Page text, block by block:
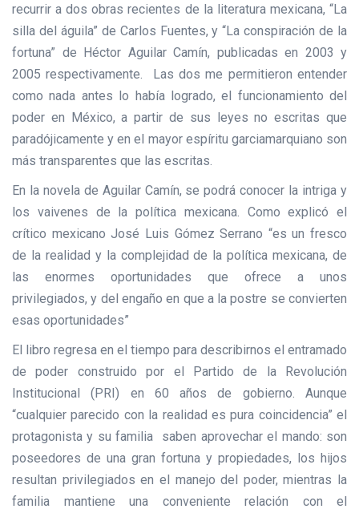
recurrir a dos obras recientes de la literatura mexicana, “La
silla del águila” de Carlos Fuentes, y “La conspiración de la
fortuna” de Héctor Aguilar Camín, publicadas en 2003 y
2005 respectivamente. Las dos me permitieron entender
como nada antes lo había logrado, el funcionamiento del
poder en México, a partir de sus leyes no escritas que
paradójicamente y en el mayor espíritu garciamarquiano son
más transparentes que las escritas.
En la novela de Aguilar Camín, se podrá conocer la intriga y
los vaivenes de la política mexicana. Como explicó el
crítico mexicano José Luis Gómez Serrano “es un fresco
de la realidad y la complejidad de la política mexicana, de
las enormes oportunidades que ofrece a unos
privilegiados, y del engaño en que a la postre se convierten
esas oportunidades”
El libro regresa en el tiempo para describirnos el entramado
de poder construido por el Partido de la Revolución
Institucional (PRI) en 60 años de gobierno. Aunque
“cualquier parecido con la realidad es pura coincidencia” el
protagonista y su familia saben aprovechar el mando: son
poseedores de una gran fortuna y propiedades, los hijos
resultan privilegiados en el manejo del poder, mientras la
familia mantiene una conveniente relación con el